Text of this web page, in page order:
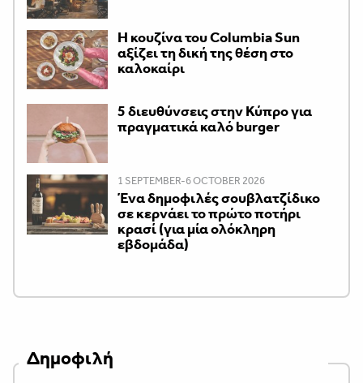
Η κουζίνα του Columbia Sun
αξίζει τη δική της θέση στο
καλοκαίρι
5 διευθύνσεις στην Κύπρο για
πραγματικά καλό burger
1 SEPTEMBER-6 OCTOBER 2026
Ένα δημοφιλές σουβλατζίδικο
σε κερνάει το πρώτο ποτήρι
κρασί (για μία ολόκληρη
εβδομάδα)
Δημοφιλή